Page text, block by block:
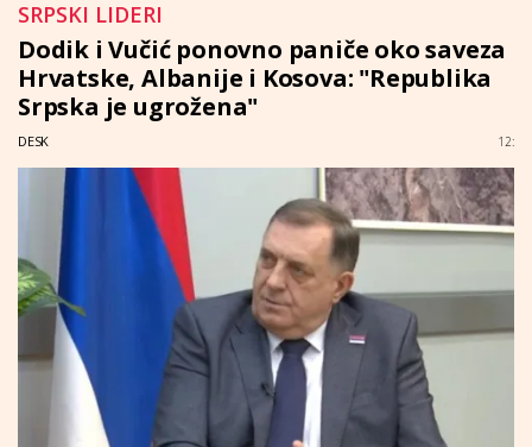
SRPSKI LIDERI
Dodik i Vučić ponovno paniče oko saveza
Hrvatske, Albanije i Kosova: "Republika
Srpska je ugrožena"
DESK 12: